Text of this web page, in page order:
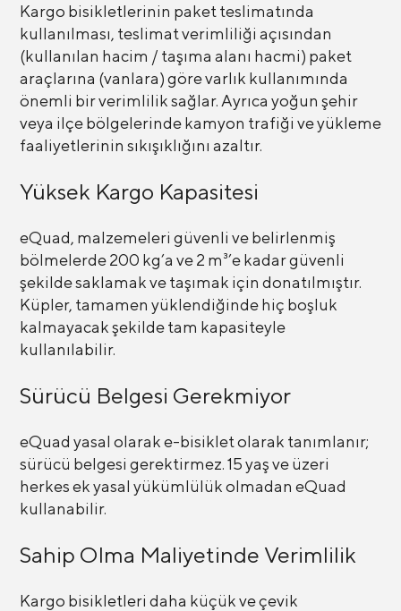
Kargo bisikletlerinin paket teslimatında
kullanılması, teslimat verimliliği açısından
(kullanılan hacim / taşıma alanı hacmi) paket
araçlarına (vanlara) göre varlık kullanımında
önemli bir verimlilik sağlar. Ayrıca yoğun şehir
veya ilçe bölgelerinde kamyon trafiği ve yükleme
faaliyetlerinin sıkışıklığını azaltır.
Yüksek Kargo Kapasitesi
eQuad, malzemeleri güvenli ve belirlenmiş
bölmelerde 200 kg’a ve 2 m³’e kadar güvenli
şekilde saklamak ve taşımak için donatılmıştır.
Küpler, tamamen yüklendiğinde hiç boşluk
kalmayacak şekilde tam kapasiteyle
kullanılabilir.
Sürücü Belgesi Gerekmiyor
eQuad yasal olarak e-bisiklet olarak tanımlanır;
sürücü belgesi gerektirmez. 15 yaş ve üzeri
herkes ek yasal yükümlülük olmadan eQuad
kullanabilir.
Sahip Olma Maliyetinde Verimlilik
Kargo bisikletleri daha küçük ve çevik